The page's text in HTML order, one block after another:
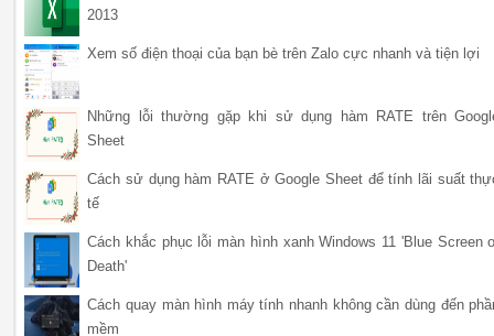
2013
Xem số điện thoại của bạn bè trên Zalo cực nhanh và tiện lợi
Những lỗi thường gặp khi sử dụng hàm RATE trên
Sheet
Cách sử dụng hàm RATE ở Google Sheet để tính lãi suất
tế
Cách khắc phục lỗi màn hình xanh Windows 11 'Blue Screen
Death'
Cách quay màn hình máy tính nhanh không cần dùng đến
mềm